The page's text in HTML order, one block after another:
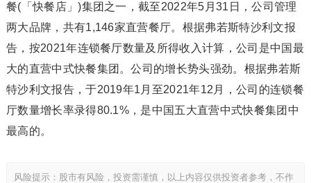
餐(「快餐店」)集团之一，截至2022年5月31日，公司管理
两大品牌，共有1,146家直营餐厅。根据弗若斯特沙利文报
告，按2021年连锁餐厅数量及所得收入计算，公司是中国最
大的直营中式快餐集团。公司的增长势头强劲。根据弗若斯
特沙利文报告，于2019年1月至2021年12月，公司的连锁餐
厅数量增长率录得80.1%，是中国五大直营中式快餐集团中
最高的。
风险提示：股市有风险，投资需谨慎，以上内容仅供投资者参考，不作